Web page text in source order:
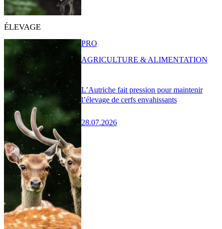
ÉLEVAGE
L’Autriche fait pression pour maintenir
l’élevage de cerfs envahissants
28.07.2026
PRO
AGRICULTURE & ALIMENTATION